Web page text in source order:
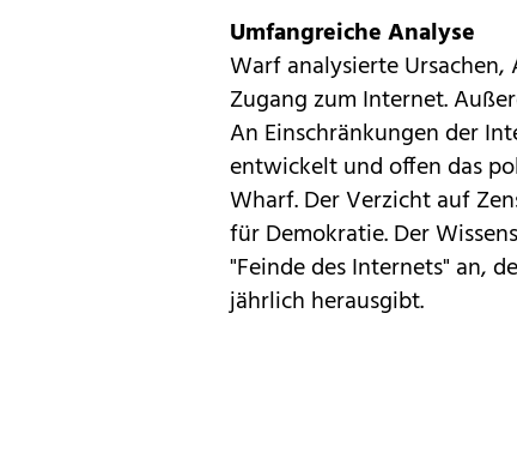
Umfangreiche Analyse
Warf analysierte
Zugang zum Internet.
An Einschränkungen der
entwickelt und offen das
Wharf. Der Verzicht auf
für Demokratie. Der
"Feinde des Internets" an,
jährlich herausgibt.